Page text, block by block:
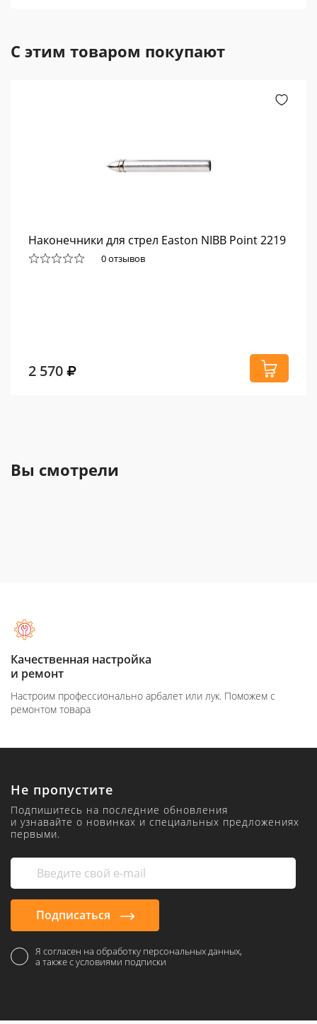
С этим товаром покупают
Наконечники для стрел Easton NIBB Point 2219
0 отзывов
2 570
Вы смотрели
Качественная настройка
и ремонт
Настроим профессионально арбалет или лук. Поможем с
ремонтом товара
Не пропустите
Подпишитесь на последние обновления
и узнавайте о новинках и специальных предложениях
первыми.
Подписаться
Я согласен на обработку персональных данных,
а также с условиями подписки